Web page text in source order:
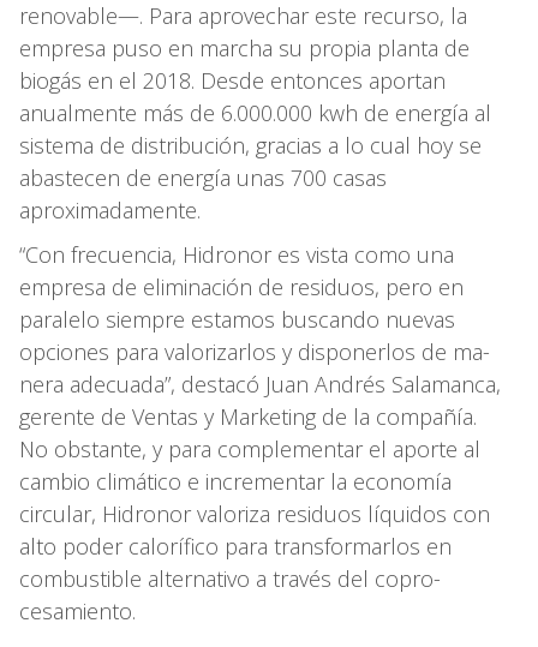
renovable—. Para aprovechar este recurso, la
empresa puso en marcha su propia planta de
biogás en el 2018. Desde entonces aportan
anualmente más de 6.000.000 kwh de energía al
sistema de distribución, gracias a lo cual hoy se
abastecen de energía unas 700 casas
aproximadamente.
“Con frecuencia, Hidronor es vista como una
empresa de eliminación de residuos, pero en
paralelo siempre estamos buscando nuevas
opciones para valorizarlos y disponerlos de ma­
nera adecuada”, destacó Juan Andrés Sala­manca,
gerente de Ventas y Marketing de la compañía.
No obstante, y para complementar el aporte al
cambio climático e incrementar la economía
circular, Hidronor valoriza residuos líquidos con
alto poder calorífico para transformarlos en
combustible alternativo a través del copro­
cesamiento.